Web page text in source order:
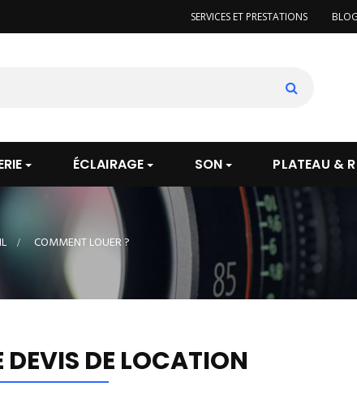
SERVICES ET PRESTATIONS BLOG
ÉCLAIRAGE SON PLATEAU &
> COMMENT LOUER ?
DEVIS DE LOCATION